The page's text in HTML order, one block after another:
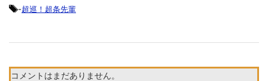
-超巡！超条先輩
コメントはまだありません。